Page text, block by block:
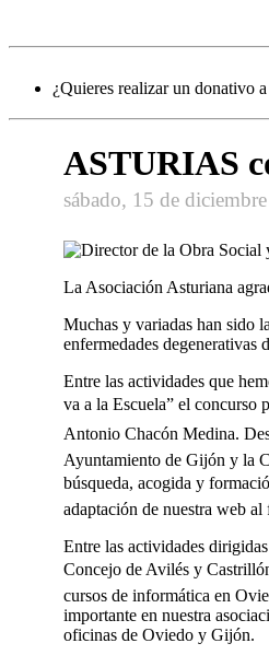
¿Quieres realizar un donativo
ASTURIAS
sábado, 15 de
La Asociación Asturiana
Muchas y variadas han sido
enfermedades degenerativas
Entre las actividades que
va a la Escuela” el
Antonio Chacón Medina.
Ayuntamiento de Gijón y la
búsqueda, acogida y
adaptación de nuestra web
Entre las actividades
Concejo de Avilés y
cursos de informática en
importante en nuestra
oficinas de Oviedo y Gijón.